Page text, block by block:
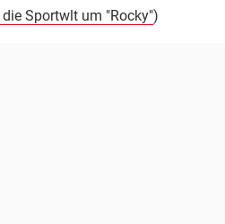
Sportwlt um "Rocky")